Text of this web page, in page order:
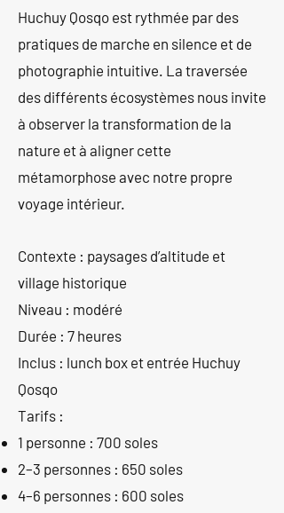
Huchuy Qosqo est rythmée par des
pratiques de marche en silence et de
photographie intuitive. La traversée
des différents écosystèmes nous invite
à observer la transformation de la
nature et à aligner cette
métamorphose avec notre propre
voyage intérieur.
Contexte : paysages d’altitude et
village historique
Niveau : modéré
Durée : 7 heures
Inclus : lunch box et entrée Huchuy
Qosqo
Tarifs :
1 personne : 700 soles
2–3 personnes : 650 soles
4–6 personnes : 600 soles